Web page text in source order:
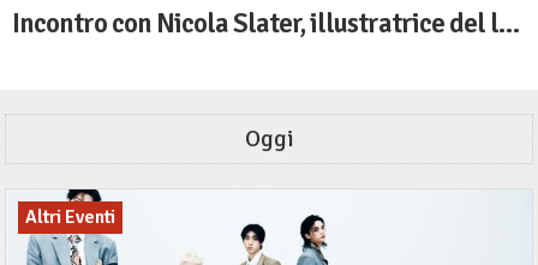
Incontro con Nicola Slater, illustratrice del libro "Il ladro di sole" - Emme
Oggi
Altri Eventi